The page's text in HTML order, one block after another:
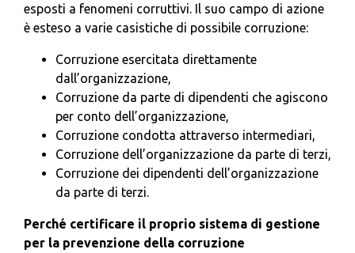
esposti a fenomeni corruttivi. Il suo campo di azione
è esteso a varie casistiche di possibile corruzione:
Corruzione esercitata direttamente
dall’organizzazione,
Corruzione da parte di dipendenti che agiscono
per conto dell’organizzazione,
Corruzione condotta attraverso intermediari,
Corruzione dell’organizzazione da parte di terzi,
Corruzione dei dipendenti dell’organizzazione
da parte di terzi.
Perché certificare il proprio sistema di gestione
per la prevenzione della corruzione